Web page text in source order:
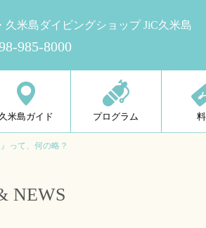
久米島ダイビングショップ JiC久米島
985-8000
久米島ガイド プログラム
』って、何の略？
NEWS